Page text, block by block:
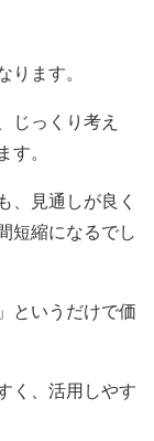
ります。
じっくり考え
す。
、見通しが良く
短縮になるでし
というだけで価
く、活用しやす